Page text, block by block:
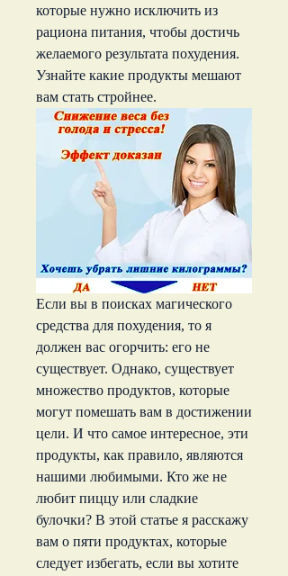
которые нужно исключить из
рациона питания, чтобы достичь
желаемого результата похудения.
Узнайте какие продукты мешают
вам стать стройнее.
Если вы в поисках магического
средства для похудения, то я
должен вас огорчить: его не
существует. Однако, существует
множество продуктов, которые
могут помешать вам в достижении
цели. И что самое интересное, эти
продукты, как правило, являются
нашими любимыми. Кто же не
любит пиццу или сладкие
булочки? В этой статье я расскажу
вам о пяти продуктах, которые
следует избегать, если вы хотите